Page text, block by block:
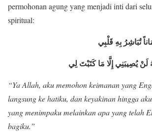
permohonan agung yang menjadi inti dari
spiritual:
تُبَاشِرُ بِهِ قَلْبِي
لَنْ يُصِيبَنِي إِلَّا مَا كَتَبْتَ لِي
“Ya Allah, aku memohon keimanan yang
langsung ke hatiku, dan keyakinan hingga
yang menimpaku melainkan apa yang telah
bagiku.”